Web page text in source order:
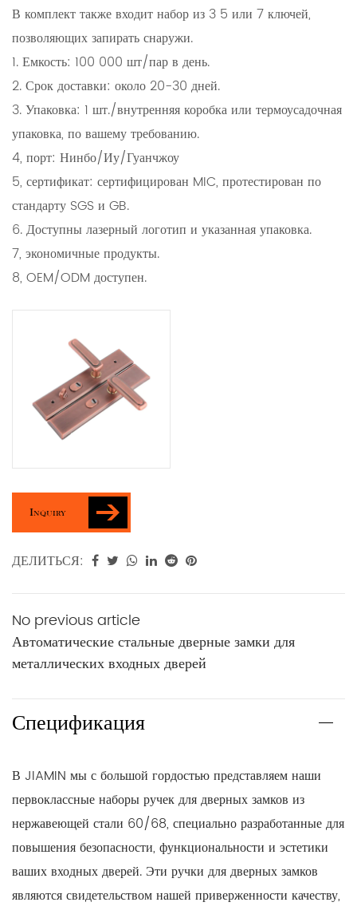
В комплект также входит набор из 3 5 или 7 ключей,
позволяющих запирать снаружи.
1. Емкость: 100 000 шт/пар в день.
2. Срок доставки: около 20-30 дней.
3. Упаковка: 1 шт./внутренняя коробка или термоусадочная
упаковка, по вашему требованию.
4, порт: Нинбо/Иу/Гуанчжоу
5, сертификат: сертифицирован MIC, протестирован по
стандарту SGS и GB.
6. Доступны лазерный логотип и указанная упаковка.
7, экономичные продукты.
8, OEM/ODM доступен.
Inquiry
ДЕЛИТЬСЯ:
No previous article
Автоматические стальные дверные замки для
металлических входных дверей
Спецификация
В JIAMIN мы с большой гордостью представляем наши
первоклассные наборы ручек для дверных замков из
нержавеющей стали 60/68, специально разработанные для
повышения безопасности, функциональности и эстетики
ваших входных дверей. Эти ручки для дверных замков
являются свидетельством нашей приверженности качеству,